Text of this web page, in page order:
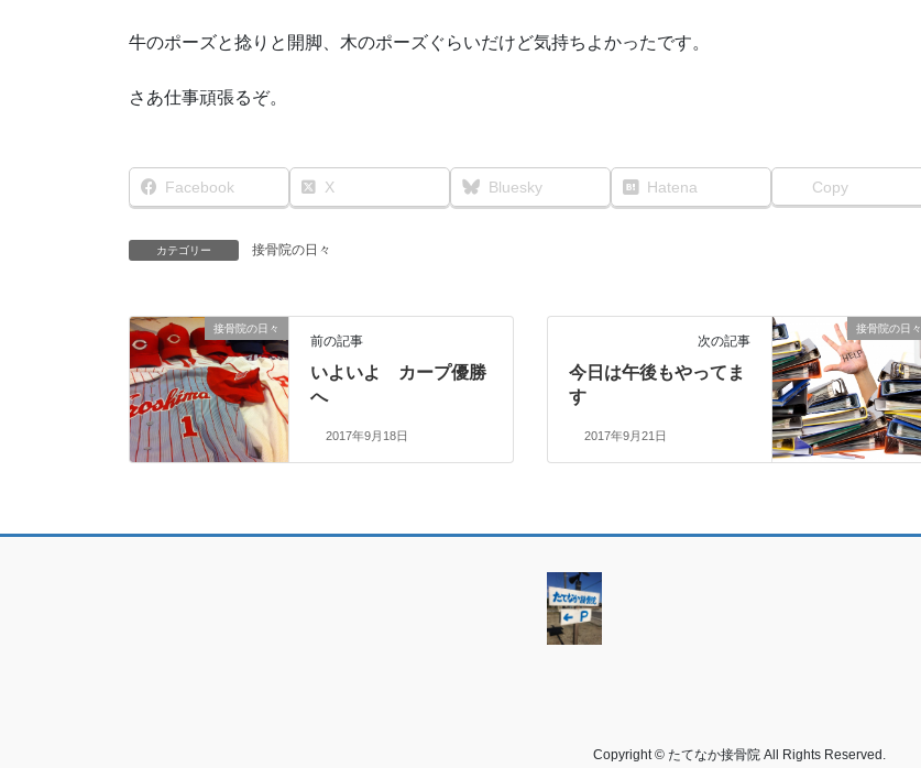
牛のポーズと捻りと開脚、木のポーズぐらいだけど気持ちよかったです。
さあ仕事頑張るぞ。
Facebook X Bluesky Hatena Copy
カテゴリー 接骨院の日々
接骨院の日々
前の記事
いよいよ カープ優勝
へ
2017年9月18日
接骨院の日々
次の記事
今日は午後もやってま
す
2017年9月21日
Copyright © たてなか接骨院 All Rights Reserved.